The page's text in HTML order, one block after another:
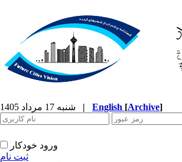
| English [Archive]
ورود خودکار
ثبت نام